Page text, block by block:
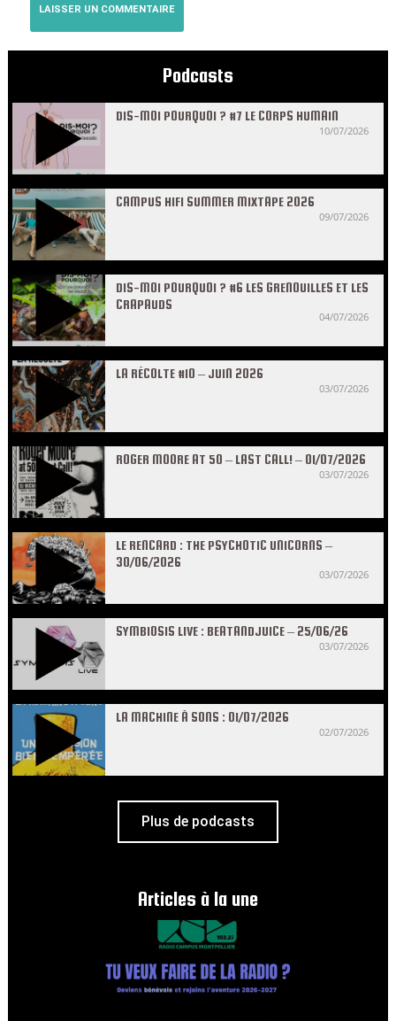
Podcasts
DIS-MOI POURQUOI ? #7 LE CORPS HUMAIN
10/07/2026
CAMPUS HIFI SUMMER MIXTAPE 2026
09/07/2026
DIS-MOI POURQUOI ? #6 LES GRENOUILLES ET LES
CRAPAUDS
04/07/2026
LA RÉCOLTE #10 – JUIN 2026
03/07/2026
ROGER MOORE AT 50 – LAST CALL! – 01/07/2026
03/07/2026
LE RENCARD : THE PSYCHOTIC UNICORNS –
30/06/2026
03/07/2026
SYMBIOSIS LIVE : BEATANDJUICE – 25/06/26
03/07/2026
LA MACHINE À SONS : 01/07/2026
02/07/2026
Plus de podcasts
Articles à la une